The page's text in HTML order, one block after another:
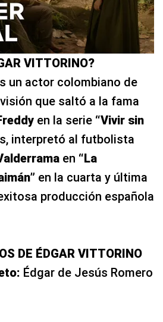
VITTORINO?
un actor colombiano de
que saltó a la fama
en la serie “Vivir sin
interpretó al futbolista
en “La
en la cuarta y última
producción española
DE ÉDGAR VITTORINO
Édgar de Jesús Romero